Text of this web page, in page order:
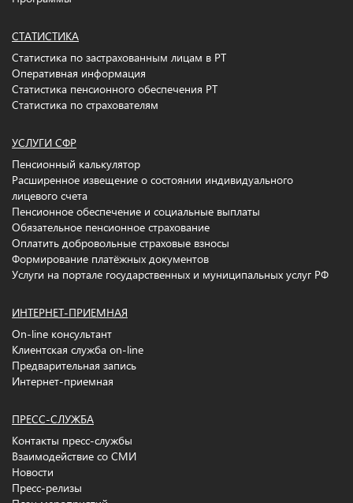
СТАТИСТИКА
Статистика по застрахованным лицам в РТ
Оперативная информация
Статистика пенсионного обеспечения РТ
Статистика по страхователям
УСЛУГИ СФР
Пенсионный калькулятор
Расширенное извещение о состоянии индивидуального
лицевого счета
Пенсионное обеспечение и социальные выплаты
Обязательное пенсионное страхование
Оплатить добровольные страховые взносы
Формирование платёжных документов
Услуги на портале государственных и муниципальных услуг РФ
ИНТЕРНЕТ-ПРИЕМНАЯ
On-line консультант
Клиентская служба on-line
Предварительная запись
Интернет-приемная
ПРЕСС-СЛУЖБА
Контакты пресс-службы
Взаимодействие со СМИ
Новости
Пресс-релизы